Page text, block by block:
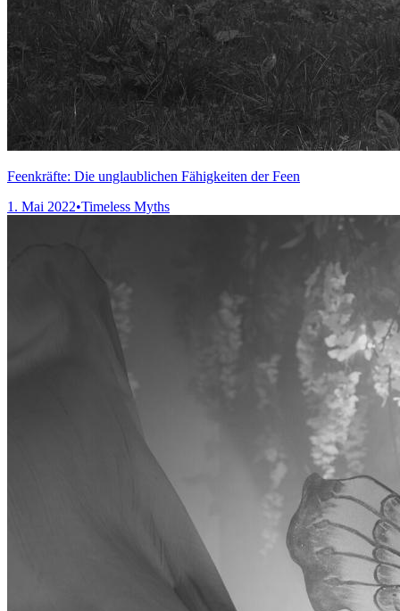
Feenkräfte: Die unglaublichen Fähigkeiten der Feen
1. Mai 2022•Timeless Myths